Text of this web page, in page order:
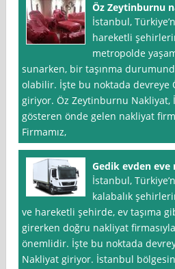
Öz Zeytinburnu
İstanbul,
hareketli
metropolde
sunarken, bir taşınma
olabilir. İşte bu noktada devreye
giriyor. Öz Zeytinburnu Nakliyat,
gösteren önde gelen nakliyat
Firmamız,
Gedik evden
İstanbul,
kalabalık
ve hareketli şehirde, ev taşıma
girerken doğru nakliyat
önemlidir. İşte bu noktada
Nakliyat giriyor. İstanbul